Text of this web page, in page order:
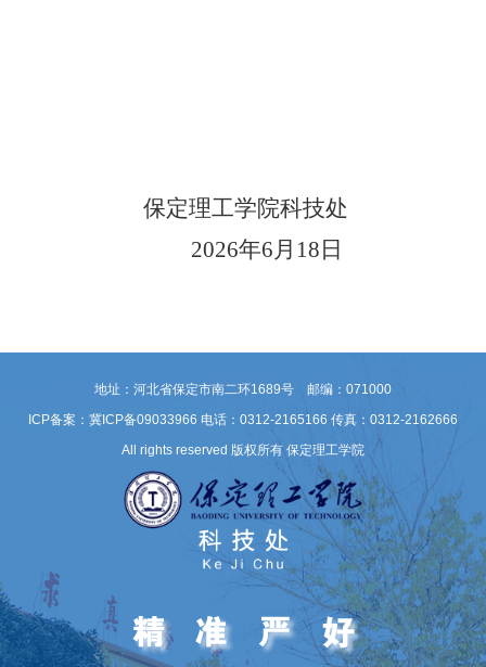
保定理工学院科技处
2026年6月 18 日
地址：河北省保定市南二环1689号 邮编：071000
ICP备案：冀ICP备09033966 电话：0312-2165166 传真：0312-2162666
All rights reserved 版权所有 保定理工学院